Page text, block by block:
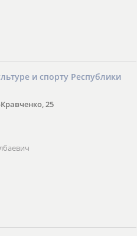
и спорту Республики
25